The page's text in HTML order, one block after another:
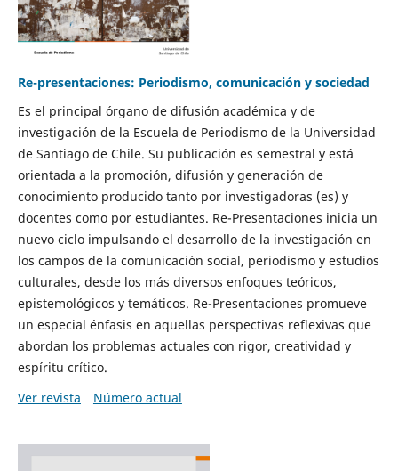
Re-presentaciones: Periodismo, comunicación y sociedad
Es el principal órgano de difusión académica y de
investigación de la Escuela de Periodismo de la Universidad
de Santiago de Chile. Su publicación es semestral y está
orientada a la promoción, difusión y generación de
conocimiento producido tanto por investigadoras (es) y
docentes como por estudiantes. Re-Presentaciones inicia un
nuevo ciclo impulsando el desarrollo de la investigación en
los campos de la comunicación social, periodismo y estudios
culturales, desde los más diversos enfoques teóricos,
epistemológicos y temáticos. Re-Presentaciones promueve
un especial énfasis en aquellas perspectivas reflexivas que
abordan los problemas actuales con rigor, creatividad y
espíritu crítico.
Ver revista
Número actual